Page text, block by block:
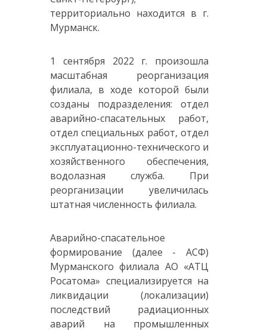
территориально находится в г.
Мурманск.
1 сентября 2022 г. произошла
масштабная реорганизация
филиала, в ходе которой были
созданы подразделения: отдел
аварийно-спасательных работ,
отдел специальных работ, отдел
эксплуатационно-технического и
хозяйственного обеспечения,
водолазная служба. При
реорганизации увеличилась
штатная численность филиала.
Аварийно-спасательное
формирование (далее - АСФ)
Мурманского филиала АО «АТЦ
Росатома» специализируется на
ликвидации (локализации)
последствий радиационных
аварий на промышленных